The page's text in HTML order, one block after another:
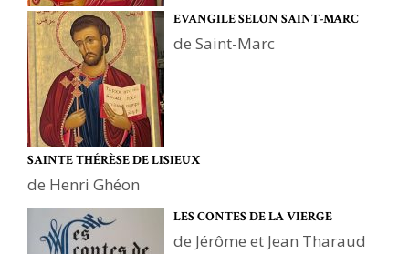
EVANGILE SELON SAINT-MARC
de Saint-Marc
SAINTE THÉRÈSE DE LISIEUX
de Henri Ghéon
LES CONTES DE LA VIERGE
de Jérôme et Jean Tharaud